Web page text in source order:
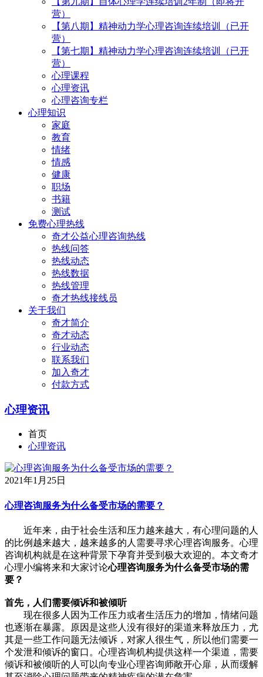
营）
【第八期】精神动力学心理咨询连续培训（已开
营）
【第七期】精神动力学心理咨询连续培训（已开
营）
心理课程
心理资讯
心理咨询专栏
心理知识
家庭
教育
情绪
情感
健康
职场
书籍
测试
免费心理热线
奇才公益心理咨询热线
热线问答
热线动态
热线数据
热线管理
奇才热线接线员
关于我们
奇才简介
奇才动态
行业动态
联系我们
加入奇才
付款方式
心理资讯
首页
心理资讯
2021年1月25日
心理咨询服务为什么备受市场的需要？
近年来，由于社会生活和压力越来越大，有心理问题的人
的比例越来越大，越来越多的人需要寻求心理咨询服务。心理
咨询机构就是在这种背景下孕育并受到极大欢迎的。本文奇才
心理小编将来和大家讨论心理咨询服务为什么备受市场的需
要？
首先，人们需要倾诉和被倾听
现在很多人因为工作压力或者生活压力的增加，情绪问题
也逐渐在暴露。原因是这些人没有很好的渠道来释放压力，尤
其是一些工作问题无法倾诉，对家人很生气，所以他们需要一
个发泄和倾诉的窗口。心理咨询机构提供这样一个渠道，需要
倾诉和被倾听的人可以向专业心理咨询师敞开心扉，从而缓解